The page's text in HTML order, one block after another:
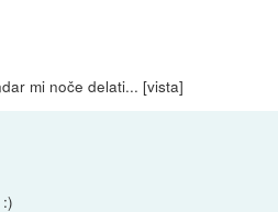
mi noče delati... [vista]